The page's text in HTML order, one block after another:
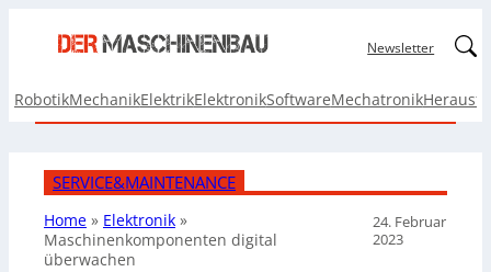
Newsletter
RobotikMechanikElektrikElektronikSoftwareMechatronik
SERVICE&MAINTENANCE
Home » Elektronik »
Maschinenkomponenten digital
überwachen
24. Februar
2023